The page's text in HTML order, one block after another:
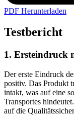
PDF Herunterladen
Testbericht
1. Ersteindruck
Der erste Eindruck
positiv. Das Produkt
intakt, was auf eine
Transportes
auf die